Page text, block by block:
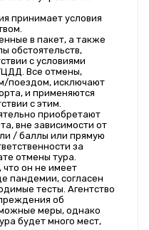
принимает условия
в пакет, а также
обстоятельств,
с условиями
Все отмены,
поездом, исключают
и применяются
с этим.
приобретают
вне зависимости от
/ баллы или прямую
за
отмены тура.
он не имеет
пандемии, согласен
тесты. Агентство
об
меры, однако
будет много мест,